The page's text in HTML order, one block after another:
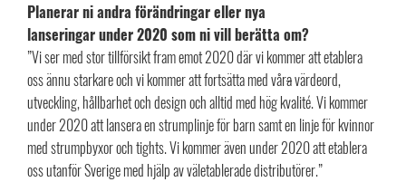
Planerar ni andra förändringar eller nya
lanseringar under 2020 som ni vill berätta om?
”Vi ser med stor tillförsikt fram emot 2020 där vi kommer att etablera
oss ännu starkare och vi kommer att fortsätta med våravärdeord,
utveckling, hållbarhet och design och alltid med hög kvalité. Vi kommer
under 2020 att lansera en strumplinje för barn samt en linje för kvinnor
med strumpbyxor och tights. Vi kommer även under 2020 att etablera
oss utanför Sverige med hjälp av väletablerade distributörer.”